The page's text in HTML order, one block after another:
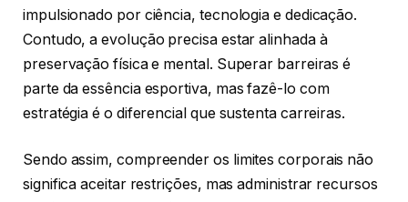
impulsionado por ciência, tecnologia e dedicação.
Contudo, a evolução precisa estar alinhada à
preservação física e mental. Superar barreiras é
parte da essência esportiva, mas fazê-lo com
estratégia é o diferencial que sustenta carreiras.
Sendo assim, compreender os limites corporais não
significa aceitar restrições, mas administrar recursos